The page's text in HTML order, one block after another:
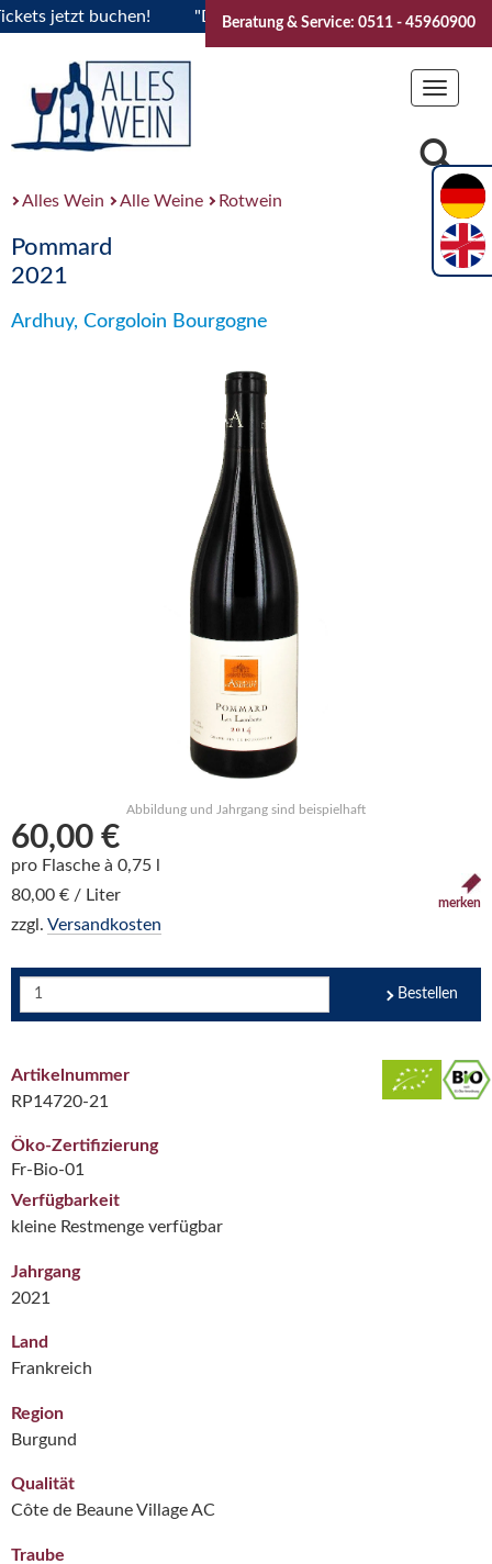
jetzt buchen! "Das Sommerfest 2026" Vive la
Beratung & Service: 0511 - 45960900
Toggle
Alles Wein Alle Weine Rotwein
Pommard
2021
Ardhuy, Corgoloin Bourgogne
Abbildung und Jahrgang sind beispielhaft
60,00 €
pro Flasche à 0,75 l
80,00 € / Liter
zzgl. Versandkosten
merken
Bestellen
Artikelnummer
RP14720-21
Öko-Zertifizierung
Fr-Bio-01
Verfügbarkeit
kleine Restmenge verfügbar
Jahrgang
2021
Land
Frankreich
Region
Burgund
Qualität
Côte de Beaune Village AC
Traube